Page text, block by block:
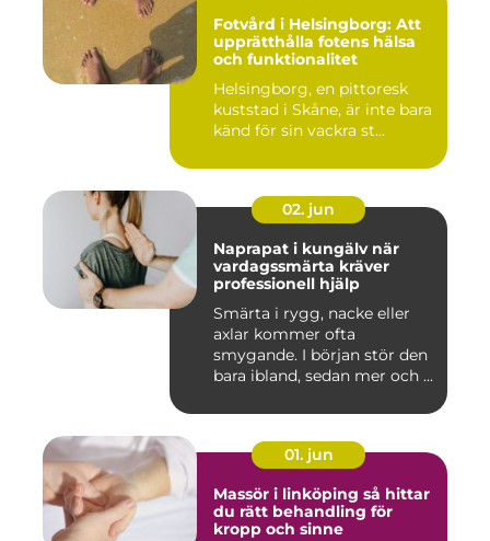
Fotvård i Helsingborg: Att
upprätthålla fotens hälsa
och funktionalitet
Helsingborg, en pittoresk
kuststad i Skåne, är inte bara
känd för sin vackra st...
02. jun
Naprapat i kungälv när
vardagssmärta kräver
professionell hjälp
Smärta i rygg, nacke eller
axlar kommer ofta
smygande. I början stör den
bara ibland, sedan mer och ...
01. jun
Massör i linköping så hittar
du rätt behandling för
kropp och sinne